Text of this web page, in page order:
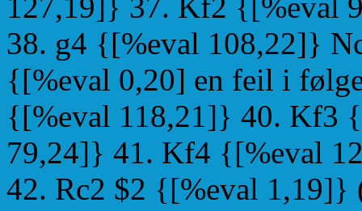
38. g4 {[%eval 108,22]}
{[%eval 0,20] en feil i
{[%eval 118,21]} 40. Kf3
79,24]} 41. Kf4 {[%eval
42. Rc2 $2 {[%eval